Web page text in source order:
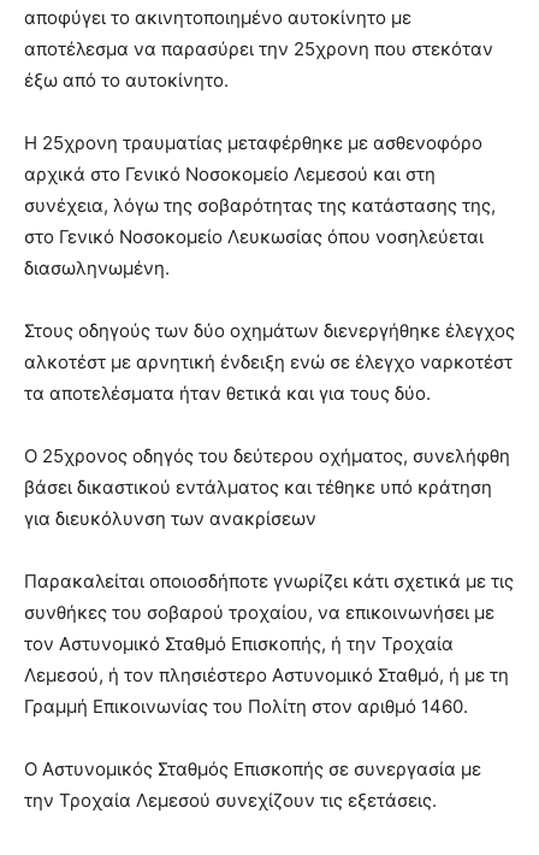
αποφύγει το ακινητοποιημένο αυτοκίνητο με
αποτέλεσμα να παρασύρει την 25χρονη που στεκόταν
έξω από το αυτοκίνητο.
Η 25χρονη τραυματίας μεταφέρθηκε με ασθενοφόρο
αρχικά στο Γενικό Νοσοκομείο Λεμεσού και στη
συνέχεια, λόγω της σοβαρότητας της κατάστασης της,
στο Γενικό Νοσοκομείο Λευκωσίας όπου νοσηλεύεται
διασωληνωμένη.
Στους οδηγούς των δύο οχημάτων διενεργήθηκε έλεγχος
αλκοτέστ με αρνητική ένδειξη ενώ σε έλεγχο ναρκοτέστ
τα αποτελέσματα ήταν θετικά και για τους δύο.
Ο 25χρονος οδηγός του δεύτερου οχήματος, συνελήφθη
βάσει δικαστικού εντάλματος και τέθηκε υπό κράτηση
για διευκόλυνση των ανακρίσεων
Παρακαλείται οποιοσδήποτε γνωρίζει κάτι σχετικά με τις
συνθήκες του σοβαρού τροχαίου, να επικοινωνήσει με
τον Αστυνομικό Σταθμό Επισκοπής, ή την Τροχαία
Λεμεσού, ή τον πλησιέστερο Αστυνομικό Σταθμό, ή με τη
Γραμμή Επικοινωνίας του Πολίτη στον αριθμό 1460.
Ο Αστυνομικός Σταθμός Επισκοπής σε συνεργασία με
την Τροχαία Λεμεσού συνεχίζουν τις εξετάσεις.